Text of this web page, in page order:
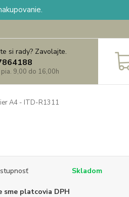
si rady? Zavolajte.
9,00 do 16,00h
A4 - ITD-R1311
Skladom
sme platcovia DPH